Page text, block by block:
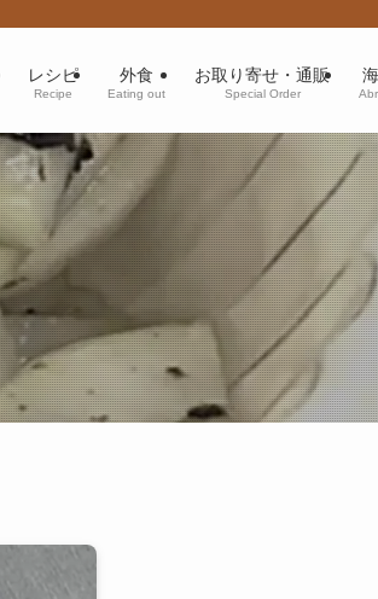
レシピ
Recipe
外食
Eating out
お取り寄せ・通販
Special Order